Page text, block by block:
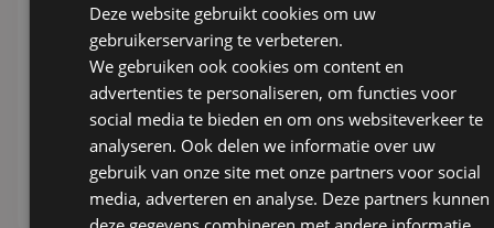
NORLÄNDER Fiets
Telefoonhouder
ex. BTW
Stel samen
NORLÄNDER
Opvouwbare Stoel
Tas Zwart
6,82 ex. BTW
Stel samen
Deze website gebruikt cookies om uw
gebruikerservaring te verbeteren.
We gebruiken ook cookies om content en
advertenties te personaliseren, om functies voor
social media te bieden en om ons websiteverkeer te
analyseren. Ook delen we informatie over uw
gebruik van onze site met onze partners voor social
media, adverteren en analyse. Deze partners kunnen